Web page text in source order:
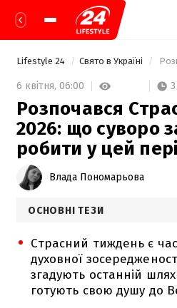
Lifestyle 24 Свято в Україні
6 квітня, 06:00
Розпочався
2026: що суворо
робити у цей
Влада Пономарьова
ОСНОВНІ ТЕЗИ
Страсний тиждень є
духовної
згадують останній шлях
готують свою душу до